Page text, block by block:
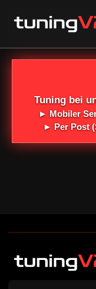
Tuning bei
► Mobiler
►Per Post